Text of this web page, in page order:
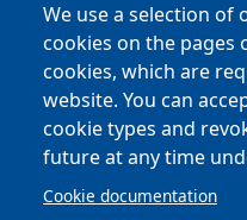
Bretagne
various
Sites
BCD
Bazhvalan
Bécédia
BED
We use a selection
cookies on the pages
cookies, which are
website. You can
cookie types and
future at any time
Cookie documentation